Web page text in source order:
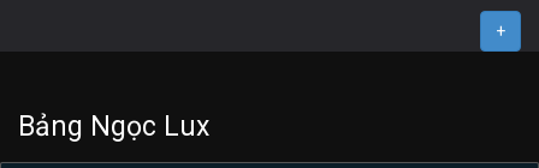
+
Bảng Ngọc Lux